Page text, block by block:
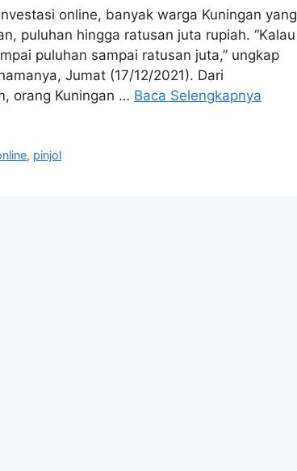
online, banyak warga Kuningan yang
puluhan hingga ratusan juta rupiah. “Kalau
puluhan sampai ratusan juta,” ungkap
Jumat (17/12/2021). Dari
orang Kuningan … Baca Selengkapnya
, pinjol